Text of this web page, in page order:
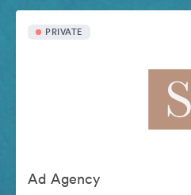
PRIVATE
Ad Agency